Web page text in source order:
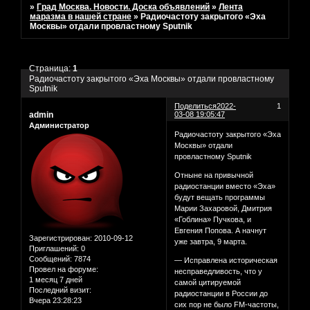
» Град Москва. Новости. Доска объявлений »Лента
маразма в нашей стране » Радиочастоту закрытого «Эха
Москвы» отдали провластному Sputnik
Радиочастоту закрытого «Эха Москвы» отдали провластному
Sputnik
Страница:1
Поделиться 1
2022-
03-08 19:05:47
admin
Администратор
Зарегистрирован: 2010-09-12
Приглашений: 0
Сообщений: 7874
Провел на форуме:
1 месяц 7 дней
Последний визит:
Вчера 23:28:23
Радиочастоту закрытого «Эха
Москвы» отдали
провластному Sputnik
Отныне на привычной
радиостанции вместо «Эха»
будут вещать программы
Марии Захаровой, Дмитрия
«Гоблина» Пучкова, и
Евгения Попова. А начнут
уже завтра, 9 марта.
— Исправлена историческая
несправедливость, что у
самой цитируемой
радиостанции в России до
сих пор не было FM-частоты,